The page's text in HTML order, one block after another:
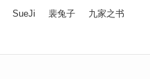
SueJi 裴兔子 九家之书